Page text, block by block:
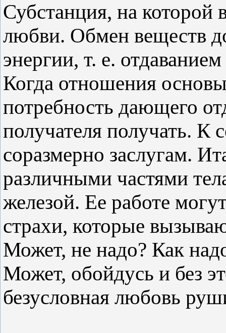
Субстанция, на которой
любви. Обмен веществ
энергии, т. е.
Когда отношения
потребность дающего
получателя получать. К
соразмерно заслугам.
различными частями
железой. Ее работе
страхи, которые
Может, не надо? Как
Может, обойдусь и без
безусловная любовь